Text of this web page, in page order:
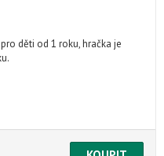
děti od 1 roku, hračka je